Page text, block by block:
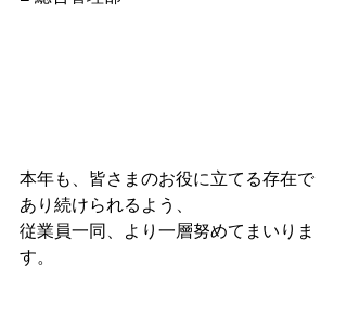
本年も、皆さまのお役に立てる存在で
あり続けられるよう、
従業員一同、より一層努めてまいりま
す。